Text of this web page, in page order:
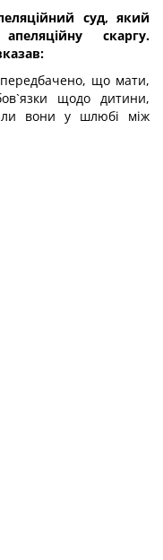
суд, який
скаргу.
передбачено, що мати,
щодо дитини,
вони у шлюбі між